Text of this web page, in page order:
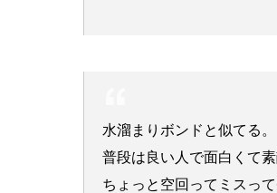
水溜まりボンドと似てる。
普段は良い人で面白くて
ちょっと空回ってミスっ